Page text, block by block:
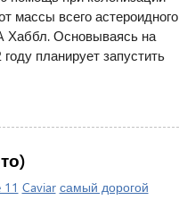
массы всего астероидного
Хаббл. Основываясь на
планирует запустить
11 Caviar самый дорогой